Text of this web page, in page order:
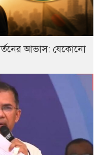
আভাস: যেকোনো